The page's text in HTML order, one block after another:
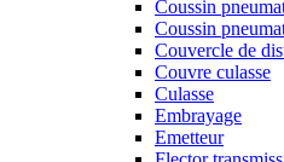
Coussin
Coussin
Couvercle de
Couvre culasse
Culasse
Embrayage
Emetteur